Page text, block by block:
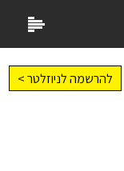
להרשמה לניוזלטר >